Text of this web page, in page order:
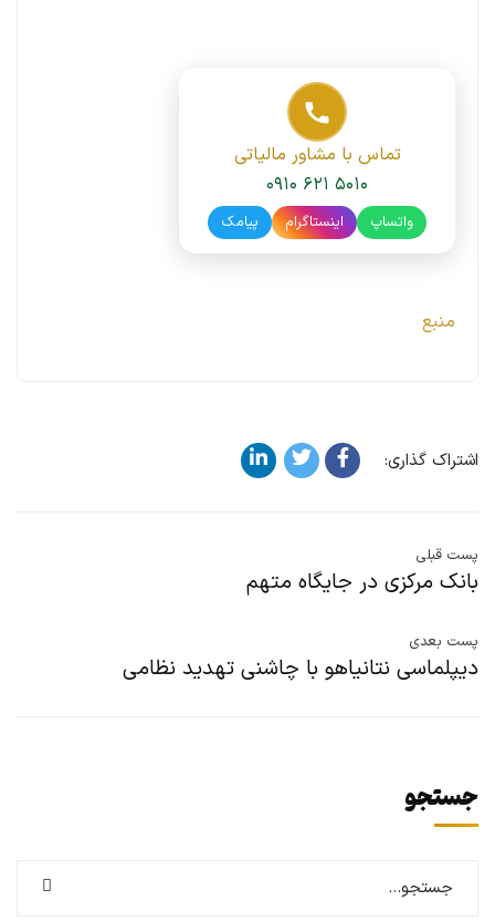
تماس با مشاور مالیاتی
۰۹۱۰ ۶۲۱ ۵۰۱۰
واتساپ اینستاگرام پیامک
منبع
اشتراک گذاری:
پست قبلی
بانک مرکزی در جایگاه متهم
پست بعدی
دیپلماسی نتانیاهو با چاشنی تهدید نظامی
جستجو